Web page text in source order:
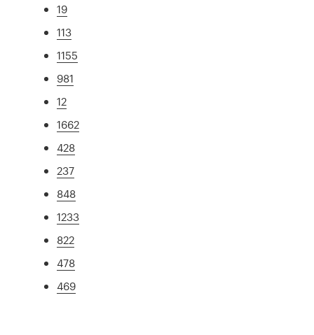
19
113
1155
981
12
1662
428
237
848
1233
822
478
469